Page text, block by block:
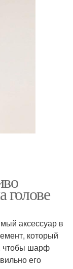
голове
аксессуар в
который
чтобы шарф
его